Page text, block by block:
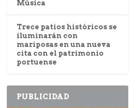
Música
Trece patios históricos se
iluminarán con
mariposas en una nueva
cita con el patrimonio
portuense
PUBLICIDAD